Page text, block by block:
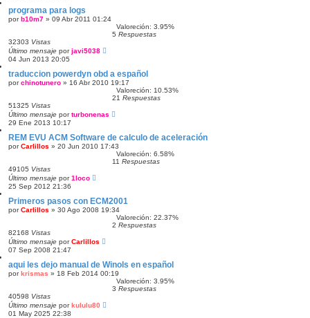
programa para logs
porb10m7 » 09 Abr 2011 01:24
Valoreción: 3.95%
5 Respuestas
32303 Vistas
Último mensaje porjavi5038
04 Jun 2013 20:05
traduccion powerdyn obd a español
porchinotunero » 16 Abr 2010 19:17
Valoreción: 10.53%
21 Respuestas
51325 Vistas
Último mensaje porturbonenas
29 Ene 2013 10:17
REM EVU ACM Software de calculo de aceleración
porCarlillos » 20 Jun 2010 17:43
Valoreción: 6.58%
11 Respuestas
49105 Vistas
Último mensaje por1loco
25 Sep 2012 21:36
Primeros pasos con ECM2001
porCarlillos » 30 Ago 2008 19:34
Valoreción: 22.37%
2 Respuestas
82168 Vistas
Último mensaje porCarlillos
07 Sep 2008 21:47
aqui les dejo manual de Winols en español
porkrismas » 18 Feb 2014 00:19
Valoreción: 3.95%
3 Respuestas
40598 Vistas
Último mensaje porkululu80
01 May 2025 22:38